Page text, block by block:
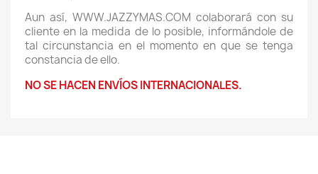
Aun así, WWW.JAZZYMAS.COM colaborará con su
cliente en la medida de lo posible, informándole de
tal circunstancia en el momento en que se tenga
constancia de ello.
NO SE HACEN ENVÍOS INTERNACIONALES.